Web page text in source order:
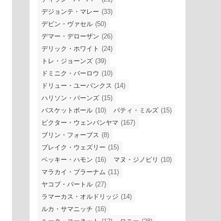
デジョンテ・マレー (33)
デビン・ヴァセル (50)
デマー・デローザン (26)
デリック・ホワイト (24)
トレ・ジョーンズ (39)
ドミニク・バーロウ (10)
ドリュー・ユーバンクス (14)
ハリソン・バーンズ (15)
バスケットボール (10) パティ・ミルズ (15)
ビクター・ウェンバンヤマ (167)
ブリン・フォーブス (8)
ブレイク・ウェズリー (15)
ベッキー・ハモン (16) マヌ・ジノビリ (10)
マラカイ・ブラーナム (11)
ヤコブ・パートル (27)
ラマーカス・オルドリッジ (14)
ルカ・サマニッチ (16)